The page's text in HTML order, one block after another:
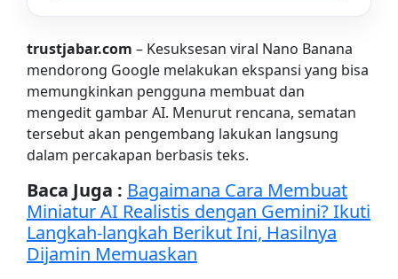
trustjabar.com – Kesuksesan viral Nano Banana
mendorong Google melakukan ekspansi yang bisa
memungkinkan pengguna membuat dan
mengedit gambar AI. Menurut rencana, sematan
tersebut akan pengembang lakukan langsung
dalam percakapan berbasis teks.
Baca Juga : Bagaimana Cara Membuat
Miniatur AI Realistis dengan Gemini? Ikuti
Langkah-langkah Berikut Ini, Hasilnya
Dijamin Memuaskan